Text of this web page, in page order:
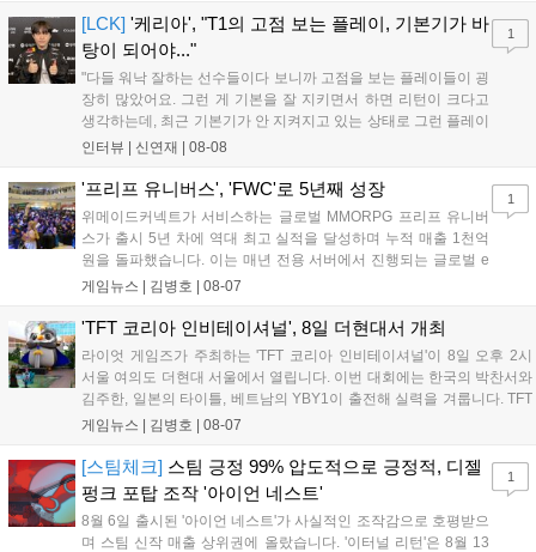
상 'Grand Theft Auto VI: An Extended Look'을 최초 공개할 계획
이다....
[LCK] '케리아', "T1의 고점 보는 플레이, 기본기가 바
탕이 되어야..."
"다들 워낙 잘하는 선수들이다 보니까 고점을 보는 플레이들이 굉
장히 많았어요. 그런 게 기본을 잘 지키면서 하면 리턴이 크다고
생각하는데, 최근 기본기가 안 지켜지고 있는 상태로 그런 플레이
를 추구하다 보니까 팀적으로 안 좋은 사고가 계속 많이 났던 것
LoL 챔피언스 코리아(LCK)'...
인터뷰 | 신연재 | 08-08
1
'프리프 유니버스', 'FWC'로 5년째 성장
위메이드커넥트가 서비스하는 글로벌 MMORPG 프리프 유니버
스가 출시 5년 차에 역대 최고 실적을 달성하며 누적 매출 1천억
원을 돌파했습니다. 이는 매년 전용 서버에서 진행되는 글로벌 e
스포츠 대회 FWC의 영향이 큽니다. FWC는 이용자가 동일한 조
은 전년 대비 매출과 이용자 지표가 대폭 상승하는 성과를 냈습니
FWC 그랜드 파이널이 개최될 예정이며, 위메이드커넥트는 이를
통해 커뮤니티 중심의 장기 성장 모델을 지속할 방침입니다....
게임뉴스 | 김병호 | 08-07
1
'TFT 코리아 인비테이셔널', 8일 더현대서 개최
라이엇 게임즈가 주최하는 'TFT 코리아 인비테이셔널'이 8일 오후 2시
서울 여의도 더현대 서울에서 열립니다. 이번 대회에는 한국의 박찬서와
김주한, 일본의 타이틀, 베트남의 YBY1이 출전해 실력을 겨룹니다. TFT
는 소속팀 없이 개인 자격으로 참가하는 독특한 대회 구조를 가지며, 누
17일까지 이어지는 이번 행사는 신규 세트 체험과 공연 등 다양한 즐길
거리를 제공하며, 이후 현대백화점 판교점에서도 행사가 이어질 예정입
니다. 연말에는 라스베이거스 오픈이 개최됩니다....
게임뉴스 | 김병호 | 08-07
[스팀체크] 스팀 긍정 99% 압도적으로 긍정적, 디젤
펑크 포탑 조작 '아이언 네스트'
8월 6일 출시된 '아이언 네스트'가 사실적인 조작감으로 호평받으
며 스팀 신작 매출 상위권에 올랐습니다. '이터널 리턴'은 8월 13
1